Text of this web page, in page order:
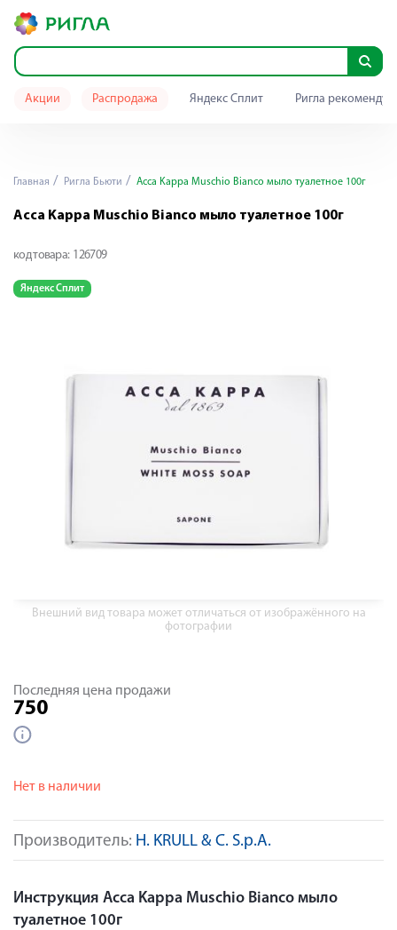
Акции Распродажа Яндекс Сплит Ригла
Главная Ригла Бьюти Acca Kappa Muschio Bianco мыло туалетное 100г
Acca Kappa Muschio Bianco мыло туалетное 100г
код товара: 126709
Яндекс Сплит
Внешний вид товара может отличаться от изображённого на
фотографии
Производитель: H. KRULL & C. S.p.A.
Последняя цена продажи
750
Нет в наличии
Инструкция Acca Kappa Muschio Bianco мыло
туалетное 100г